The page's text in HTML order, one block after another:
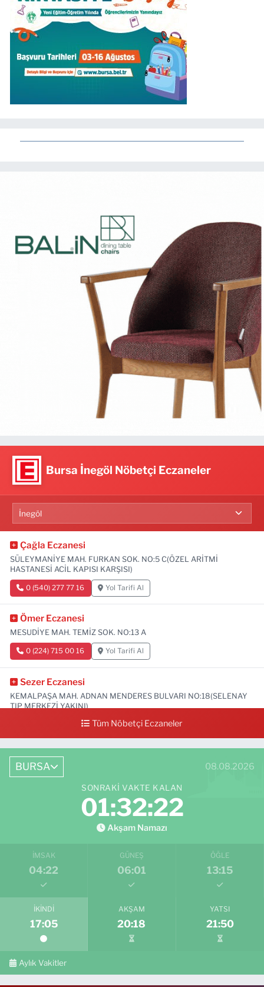
Bursa İnegöl Nöbetçi Eczaneler
Çağla Eczanesi
SÜLEYMANİYE MAH. FURKAN SOK. NO:5 C(ÖZEL ARİTMİ
HASTANESİ ACİL KAPISI KARŞISI)
0 (540) 277 77 16 Yol Tarifi Al
Ömer Eczanesi
MESUDİYE MAH. TEMİZ SOK. NO:13 A
0 (224) 715 00 16 Yol Tarifi Al
Sezer Eczanesi
KEMALPAŞA MAH. ADNAN MENDERES BULVARI NO:18(SELENAY
TIP MERKEZİ YAKINI)
0 (224) 711 64 49 Yol Tarifi Al
Tüm Nöbetçi Eczaneler
BURSA 08.08.2026
SONRAKI VAKTE KALAN
01:32:21
Akşam Namazı
İMSAK
04:22
GÜNEŞ
06:01
ÖĞLE
13:15
İKINDI
17:05
AKŞAM
20:18
YATSI
21:50
Aylık Vakitler